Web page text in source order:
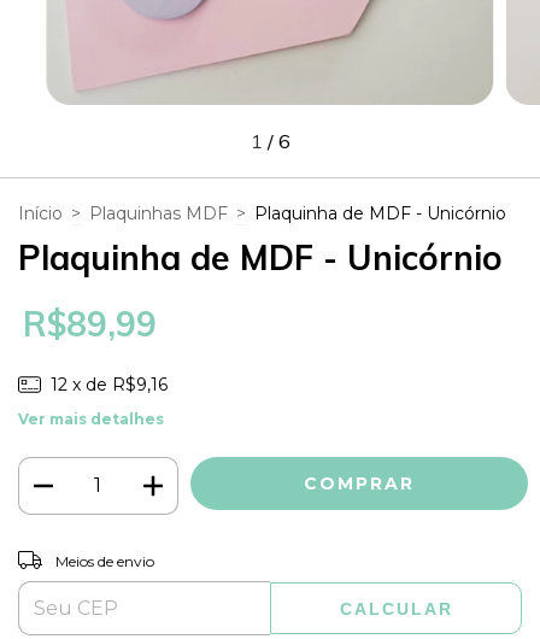
1 / 6
Início > Plaquinhas MDF > Plaquinha de MDF - Unicórnio
Plaquinha de MDF - Unicórnio
R$89,99
12 x de R$9,16
Ver mais detalhes
Entregas para o CEP:
Meios de envio
CALCULAR